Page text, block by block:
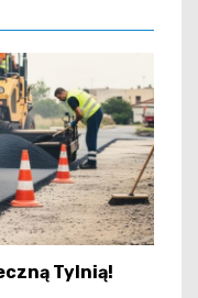
Tylnią!